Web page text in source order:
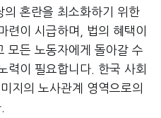
의 혼란을 최소화하기 위한
련이 시급하며, 법의 혜택이
모든 노동자에게 돌아갈 수
력이 필요합니다. 한국 사회
지의 노사관계 영역으로의